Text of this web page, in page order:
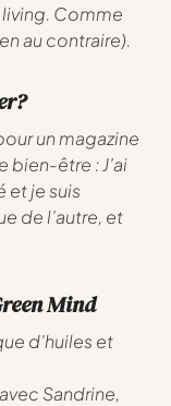
Comme
au contraire).
un magazine
bien-être : J’ai
et je suis
de l’autre, et
Mind
d’huiles et
Sandrine,